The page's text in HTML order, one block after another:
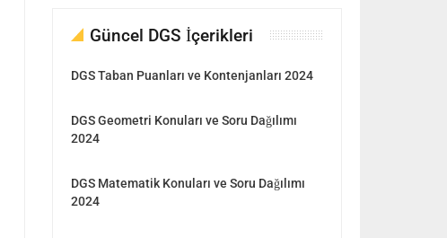
Güncel DGS İçerikleri
DGS Taban Puanları ve Kontenjanları 2024
DGS Geometri Konuları ve Soru Dağılımı
2024
DGS Matematik Konuları ve Soru Dağılımı
2024